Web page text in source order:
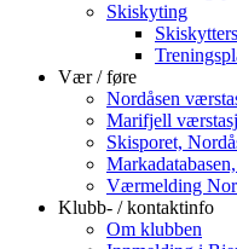
Skiskyting
Vær / føre
Nordåsen
Marifjell
Skisporet,
Værmelding
Klubb- / kontaktinfo
Om klubben